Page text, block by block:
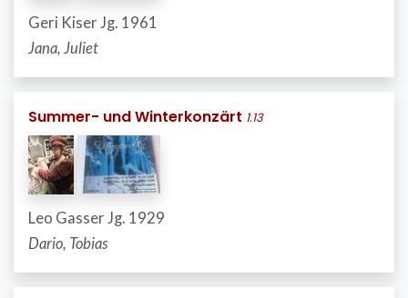
Geri Kiser Jg. 1961
Jana, Juliet
Summer- und Winterkonzärt 1.13
Leo Gasser Jg. 1929
Dario, Tobias